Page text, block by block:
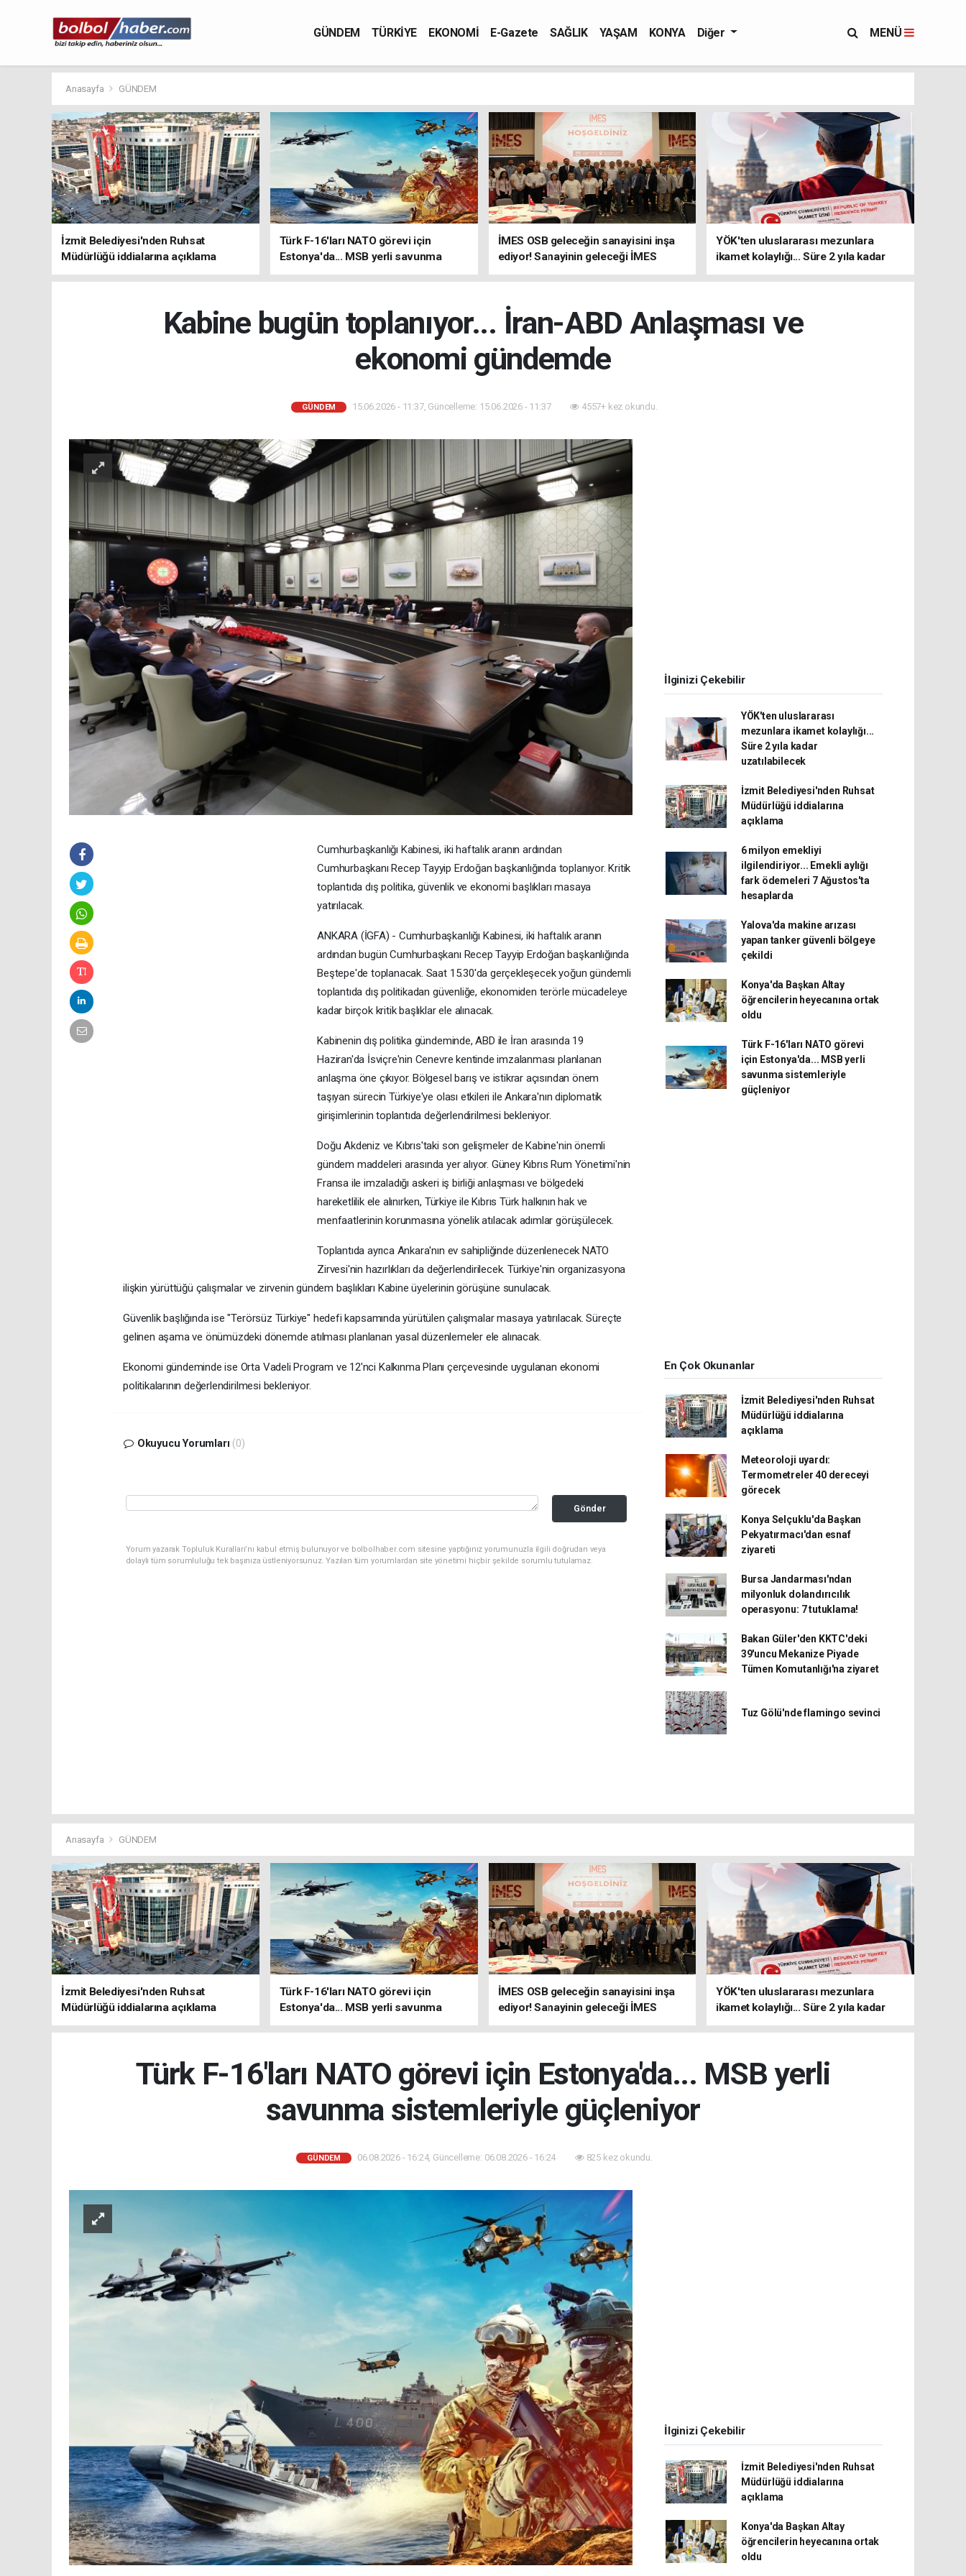
GÜNDEM TÜRKİYE EKONOMİ E-Gazete SAĞLIK YAŞAM KONYA Diğer MENÜ
Anasayfa GÜNDEM
İzmit Belediyesi'nden Ruhsat
Müdürlüğü iddialarına açıklama
Türk F-16'ları NATO görevi için
Estonya'da... MSB yerli savunma
sistemleriyle güçleniyor
İMES OSB geleceğin sanayisini inşa
ediyor! Sanayinin geleceği İMES
OSB'de konuşuldu
YÖK'ten uluslararası mezunlara
ikamet kolaylığı... Süre 2 yıla kadar
uzatılabilecek
Kabine bugün toplanıyor... İran-ABD Anlaşması ve
ekonomi gündemde
GÜNDEM 15.06.2026 - 11:37, Güncelleme: 15.06.2026 - 11:37 4557+ kez okundu.
Cumhurbaşkanlığı Kabinesi, iki haftalık aranın ardından
Cumhurbaşkanı Recep Tayyip Erdoğan başkanlığında toplanıyor. Kritik
toplantıda dış politika, güvenlik ve ekonomi başlıkları masaya
yatırılacak.
ANKARA (İGFA) - Cumhurbaşkanlığı Kabinesi, iki haftalık aranın
ardından bugün Cumhurbaşkanı Recep Tayyip Erdoğan başkanlığında
Beştepe'de toplanacak. Saat 15.30'da gerçekleşecek yoğun gündemli
toplantıda dış politikadan güvenliğe, ekonomiden terörle mücadeleye
kadar birçok kritik başlıklar ele alınacak.
Kabinenin dış politika gündeminde, ABD ile İran arasında 19
Haziran'da İsviçre'nin Cenevre kentinde imzalanması planlanan
anlaşma öne çıkıyor. Bölgesel barış ve istikrar açısından önem
taşıyan sürecin Türkiye'ye olası etkileri ile Ankara'nın diplomatik
girişimlerinin toplantıda değerlendirilmesi bekleniyor.
Doğu Akdeniz ve Kıbrıs'taki son gelişmeler de Kabine'nin önemli
gündem maddeleri arasında yer alıyor. Güney Kıbrıs Rum Yönetimi'nin
Fransa ile imzaladığı askeri iş birliği anlaşması ve bölgedeki
hareketlilik ele alınırken, Türkiye ile Kıbrıs Türk halkının hak ve
menfaatlerinin korunmasına yönelik atılacak adımlar görüşülecek.
Toplantıda ayrıca Ankara'nın ev sahipliğinde düzenlenecek NATO
Zirvesi'nin hazırlıkları da değerlendirilecek. Türkiye'nin organizasyona
ilişkin yürüttüğü çalışmalar ve zirvenin gündem başlıkları Kabine üyelerinin görüşüne sunulacak.
Güvenlik başlığında ise "Terörsüz Türkiye" hedefi kapsamında yürütülen çalışmalar masaya yatırılacak. Süreçte
gelinen aşama ve önümüzdeki dönemde atılması planlanan yasal düzenlemeler ele alınacak.
Ekonomi gündeminde ise Orta Vadeli Program ve 12'nci Kalkınma Planı çerçevesinde uygulanan ekonomi
politikalarının değerlendirilmesi bekleniyor.
Okuyucu Yorumları (0)
Gönder
Yorum yazarak Topluluk Kuralları’nı kabul etmiş bulunuyor ve bolbolhaber.com sitesine yaptığınız yorumunuzla ilgili doğrudan veya
dolaylı tüm sorumluluğu tek başınıza üstleniyorsunuz. Yazılan tüm yorumlardan site yönetimi hiçbir şekilde sorumlu tutulamaz.
İlginizi Çekebilir
YÖK'ten uluslararası
mezunlara ikamet kolaylığı...
Süre 2 yıla kadar
uzatılabilecek
İzmit Belediyesi'nden Ruhsat
Müdürlüğü iddialarına
açıklama
6 milyon emekliyi
ilgilendiriyor... Emekli aylığı
fark ödemeleri 7 Ağustos'ta
hesaplarda
Yalova'da makine arızası
yapan tanker güvenli bölgeye
çekildi
Konya'da Başkan Altay
öğrencilerin heyecanına ortak
oldu
Türk F-16'ları NATO görevi
için Estonya'da... MSB yerli
savunma sistemleriyle
güçleniyor
En Çok Okunanlar
İzmit Belediyesi'nden Ruhsat
Müdürlüğü iddialarına
açıklama
Meteoroloji uyardı:
Termometreler 40 dereceyi
görecek
Konya Selçuklu'da Başkan
Pekyatırmacı'dan esnaf
ziyareti
Bursa Jandarması'ndan
milyonluk dolandırıcılık
operasyonu: 7 tutuklama!
Bakan Güler'den KKTC'deki
39'uncu Mekanize Piyade
Tümen Komutanlığı'na ziyaret
Tuz Gölü'nde flamingo sevinci
Anasayfa GÜNDEM
İzmit Belediyesi'nden Ruhsat
Müdürlüğü iddialarına açıklama
Türk F-16'ları NATO görevi için
Estonya'da... MSB yerli savunma
sistemleriyle güçleniyor
İMES OSB geleceğin sanayisini inşa
ediyor! Sanayinin geleceği İMES
OSB'de konuşuldu
YÖK'ten uluslararası mezunlara
ikamet kolaylığı... Süre 2 yıla kadar
uzatılabilecek
Türk F-16'ları NATO görevi için Estonya'da... MSB yerli
savunma sistemleriyle güçleniyor
GÜNDEM 06.08.2026 - 16:24, Güncelleme: 06.08.2026 - 16:24 825 kez okundu.
İlginizi Çekebilir
İzmit Belediyesi'nden Ruhsat
Müdürlüğü iddialarına
açıklama
Konya'da Başkan Altay
öğrencilerin heyecanına ortak
oldu